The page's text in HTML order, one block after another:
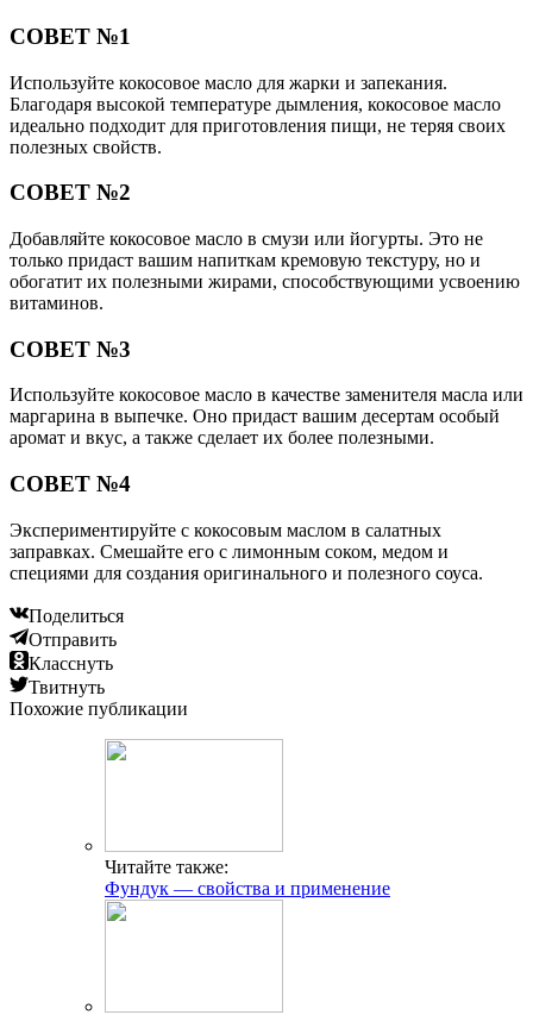
СОВЕТ №1
Используйте кокосовое масло для жарки и запекания.
Благодаря высокой температуре дымления, кокосовое масло
идеально подходит для приготовления пищи, не теряя своих
полезных свойств.
СОВЕТ №2
Добавляйте кокосовое масло в смузи или йогурты. Это не
только придаст вашим напиткам кремовую текстуру, но и
обогатит их полезными жирами, способствующими усвоению
витаминов.
СОВЕТ №3
Используйте кокосовое масло в качестве заменителя масла или
маргарина в выпечке. Оно придаст вашим десертам особый
аромат и вкус, а также сделает их более полезными.
СОВЕТ №4
Экспериментируйте с кокосовым маслом в салатных
заправках. Смешайте его с лимонным соком, медом и
специями для создания оригинального и полезного соуса.
Поделиться
Отправить
Класснуть
Твитнуть
Похожие публикации
Читайте также:
Фундук — свойства и применение